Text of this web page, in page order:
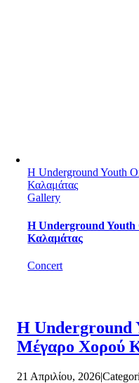
Η Underground Youth
Καλαμάτας
Gallery
Η Underground Youth
Καλαμάτας
Concert
Η Underground
Μέγαρο Χορού
21 Απριλίου, 2026|